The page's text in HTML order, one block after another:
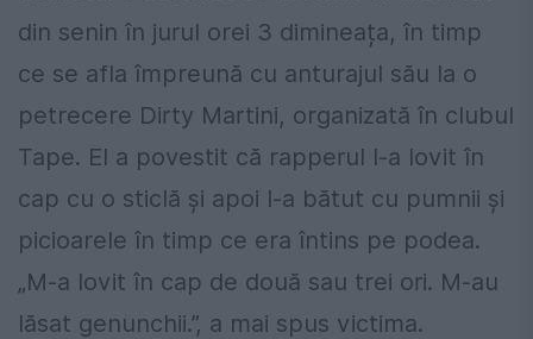
din senin în jurul orei 3 dimineața, în timp
ce se afla împreună cu anturajul său la o
petrecere Dirty Martini, organizată în clubul
Tape. El a povestit că rapperul l-a lovit în
cap cu o sticlă și apoi l-a bătut cu pumnii și
picioarele în timp ce era întins pe podea.
„M-a lovit în cap de două sau trei ori. M-au
lăsat genunchii.”, a mai spus victima.